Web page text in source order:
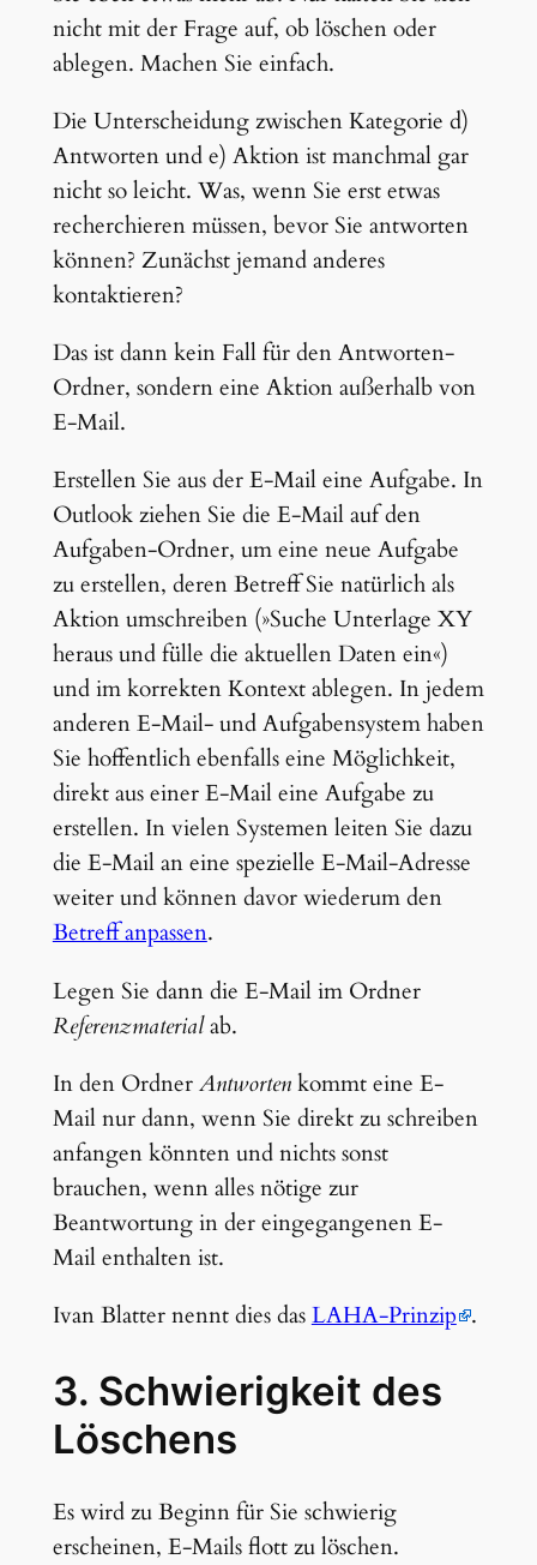
nicht mit der Frage auf, ob löschen oder
ablegen. Machen Sie einfach.
Die Unterscheidung zwischen Kategorie d)
Antworten und e) Aktion ist manchmal gar
nicht so leicht. Was, wenn Sie erst etwas
recherchieren müssen, bevor Sie antworten
können? Zunächst jemand anderes
kontaktieren?
Das ist dann kein Fall für den Antworten-
Ordner, sondern eine Aktion außerhalb von
E-Mail.
Erstellen Sie aus der E-Mail eine Aufgabe. In
Outlook ziehen Sie die E-Mail auf den
Aufgaben-Ordner, um eine neue Aufgabe
zu erstellen, deren Betreff Sie natürlich als
Aktion umschreiben (»Suche Unterlage XY
heraus und fülle die aktuellen Daten ein«)
und im korrekten Kontext ablegen. In jedem
anderen E-Mail- und Aufgabensystem haben
Sie hoffentlich ebenfalls eine Möglichkeit,
direkt aus einer E-Mail eine Aufgabe zu
erstellen. In vielen Systemen leiten Sie dazu
die E-Mail an eine spezielle E-Mail-Adresse
weiter und können davor wiederum den
Betreff anpassen.
Legen Sie dann die E-Mail im Ordner
Referenzmaterialab.
In den OrdnerAntwortenkommt eine E-
Mail nur dann, wenn Sie direkt zu schreiben
anfangen könnten und nichts sonst
brauchen, wenn alles nötige zur
Beantwortung in der eingegangenen E-
Mail enthalten ist.
Ivan Blatter nennt dies dasLAHA-Prinzip .
3. Schwierigkeit des
Löschens
Es wird zu Beginn für Sie schwierig
erscheinen, E-Mails flott zu löschen.